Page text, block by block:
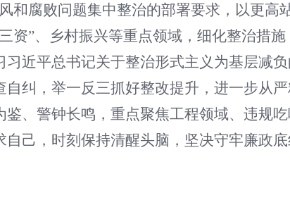
和腐败问题集中整治的部署要求，以更高
资”、乡村振兴等重点领域，细化整治措
习近平总书记关于整治形式主义为基层减
纠，举一反三抓好整改提升，进一步从
鉴、警钟长鸣，重点聚焦工程领域、违规
己，时刻保持清醒头脑，坚决守牢廉政